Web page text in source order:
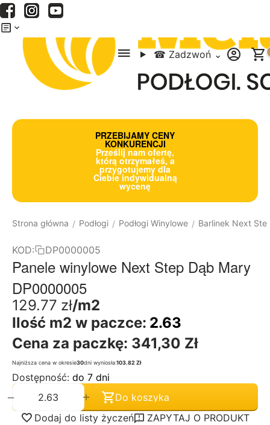
☎ Zadzwoń ⌄
PRZEBIJAMY CENY
KONKURENCJI
Prześlij nam ofertę,
którą otrzymałeś, a
przygotujemy dla
Ciebie indywidualną
wycenę
Strona główna / Podłogi / Podłogi Winylowe / Barlinek Next
KOD: DP0000005
Panele winylowe Next Step Dąb Mary
DP0000005
129.77 zł/m2
Ilość m2 w paczce: 2.63
Cena za paczkę: 341,30 Zł
Najniższa cena w okresie30dni wyniosła:103.82 Zł
Dostępność: do 7 dni
+
−
Do koszyka
Dodaj do listy życzeń
ZAPYTAJ O PRODUKT